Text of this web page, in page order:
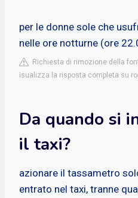
per le donne sole che
nelle ore notturne (ore
Richiesta di rimozione della
isualizza la risposta completa su
Da quando si
il taxi?
azionare il tassametro
entrato nel taxi, tranne